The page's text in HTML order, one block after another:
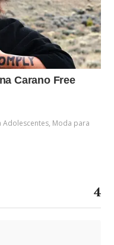
Adolescentes, Moda para
4